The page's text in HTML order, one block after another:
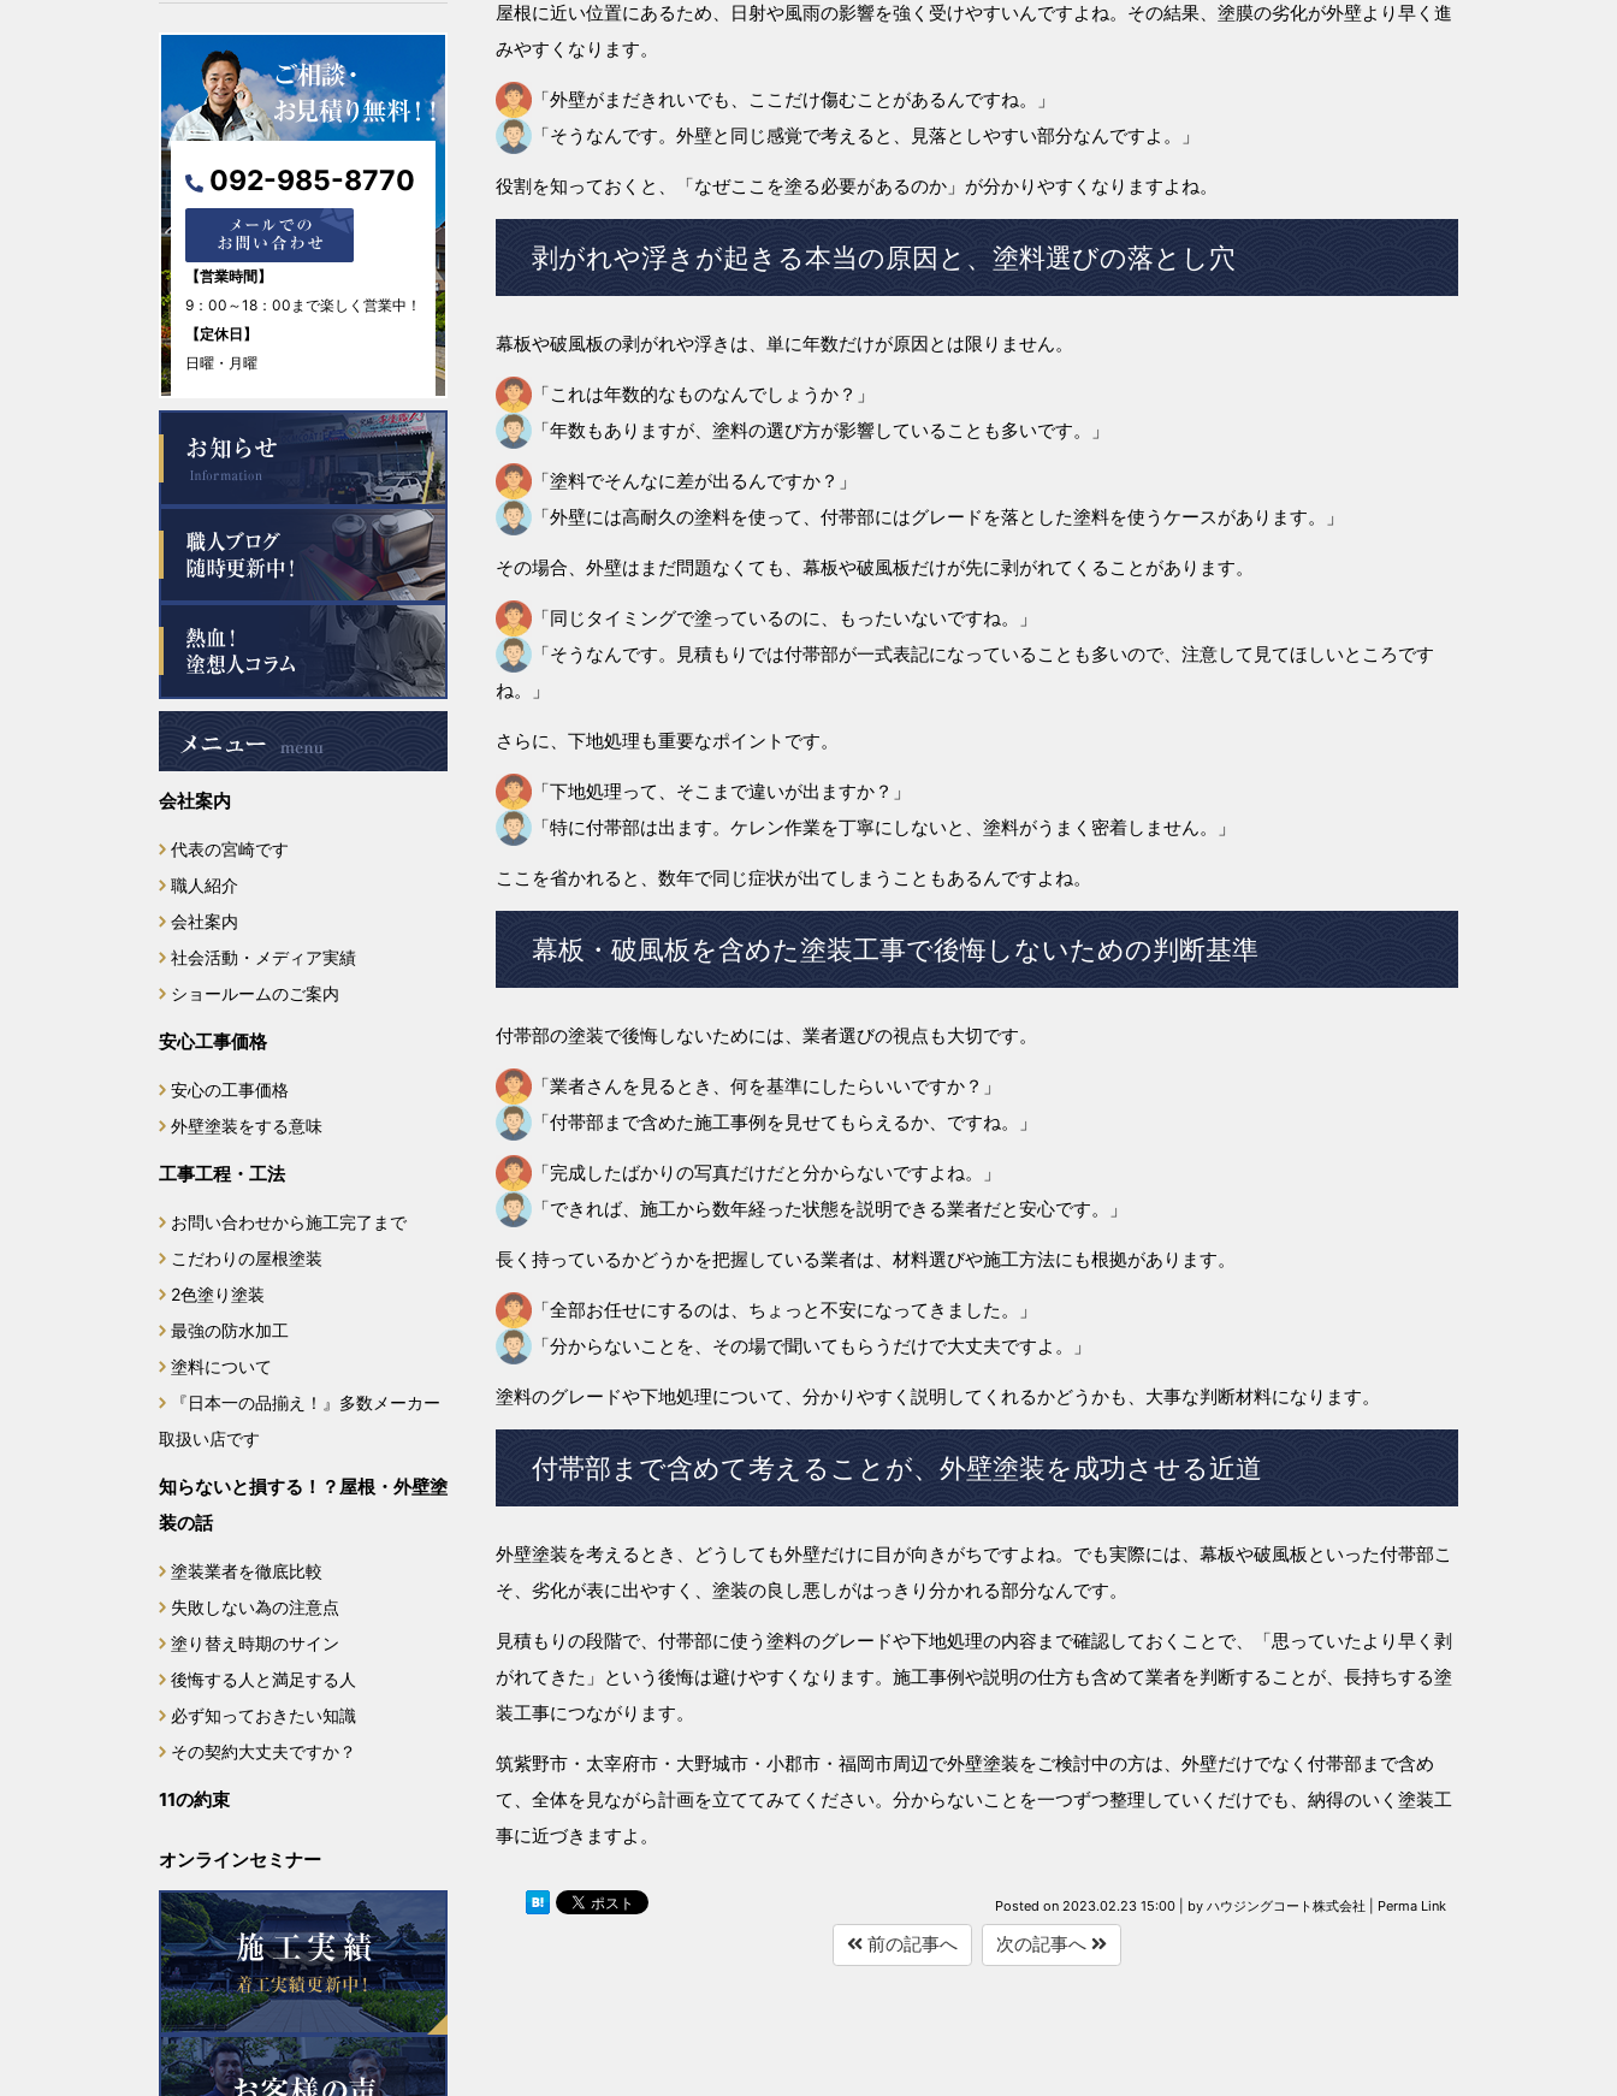
屋根に近い位置にあるため、日射や風雨の影響を強く受けやすいんですよね。その結果、塗膜の劣化が外壁より早く進
みやすくなります。
「外壁がまだきれいでも、ここだけ傷むことがあるんですね。」
「そうなんです。外壁と同じ感覚で考えると、見落としやすい部分なんですよ。」
役割を知っておくと、「なぜここを塗る必要があるのか」が分かりやすくなりますよね。
剥がれや浮きが起きる本当の原因と、塗料選びの落とし穴
幕板や破風板の剥がれや浮きは、単に年数だけが原因とは限りません。
「これは年数的なものなんでしょうか？」
「年数もありますが、塗料の選び方が影響していることも多いです。」
「塗料でそんなに差が出るんですか？」
「外壁には高耐久の塗料を使って、付帯部にはグレードを落とした塗料を使うケースがあります。」
その場合、外壁はまだ問題なくても、幕板や破風板だけが先に剥がれてくることがあります。
「同じタイミングで塗っているのに、もったいないですね。」
「そうなんです。見積もりでは付帯部が一式表記になっていることも多いので、注意して見てほしいところです
ね。」
さらに、下地処理も重要なポイントです。
「下地処理って、そこまで違いが出ますか？」
「特に付帯部は出ます。ケレン作業を丁寧にしないと、塗料がうまく密着しません。」
ここを省かれると、数年で同じ症状が出てしまうこともあるんですよね。
幕板・破風板を含めた塗装工事で後悔しないための判断基準
付帯部の塗装で後悔しないためには、業者選びの視点も大切です。
「業者さんを見るとき、何を基準にしたらいいですか？」
「付帯部まで含めた施工事例を見せてもらえるか、ですね。」
「完成したばかりの写真だけだと分からないですよね。」
「できれば、施工から数年経った状態を説明できる業者だと安心です。」
長く持っているかどうかを把握している業者は、材料選びや施工方法にも根拠があります。
「全部お任せにするのは、ちょっと不安になってきました。」
「分からないことを、その場で聞いてもらうだけで大丈夫ですよ。」
塗料のグレードや下地処理について、分かりやすく説明してくれるかどうかも、大事な判断材料になります。
付帯部まで含めて考えることが、外壁塗装を成功させる近道
外壁塗装を考えるとき、どうしても外壁だけに目が向きがちですよね。でも実際には、幕板や破風板といった付帯部こ
そ、劣化が表に出やすく、塗装の良し悪しがはっきり分かれる部分なんです。
見積もりの段階で、付帯部に使う塗料のグレードや下地処理の内容まで確認しておくことで、「思っていたより早く剥
がれてきた」という後悔は避けやすくなります。施工事例や説明の仕方も含めて業者を判断することが、長持ちする塗
装工事につながります。
筑紫野市・太宰府市・大野城市・小郡市・福岡市周辺で外壁塗装をご検討中の方は、外壁だけでなく付帯部まで含め
て、全体を見ながら計画を立ててみてください。分からないことを一つずつ整理していくだけでも、納得のいく塗装工
事に近づきますよ。
Posted on 2023.02.23 15:00| by ハウジングコート株式会社 Perma Link
前の記事へ 次の記事へ
2026年4月
2026年3月
2026年1月
2025年12月
2025年11月
2025年9月
2025年8月
2025年7月
2025年5月
2025年4月
2025年3月
2025年2月
2025年1月
2024年11月
2024年10月
2024年8月
2024年7月
2024年6月
2024年4月
2024年2月
2023年12月
2023年11月
2023年10月
2023年9月
2023年8月
2023年7月
2023年6月
092-985-8770
【営業時間】
9：00～18：00まで楽しく営業中！
【定休日】
日曜・月曜
会社案内
代表の宮崎です
職人紹介
会社案内
社会活動・メディア実績
ショールームのご案内
安心工事価格
安心の工事価格
外壁塗装をする意味
工事工程・工法
お問い合わせから施工完了まで
こだわりの屋根塗装
2色塗り塗装
最強の防水加工
塗料について
『日本一の品揃え！』多数メーカー
取扱い店です
知らないと損する！？屋根・外壁塗
装の話
塗装業者を徹底比較
失敗しない為の注意点
塗り替え時期のサイン
後悔する人と満足する人
必ず知っておきたい知識
その契約大丈夫ですか？
11の約束
オンラインセミナー